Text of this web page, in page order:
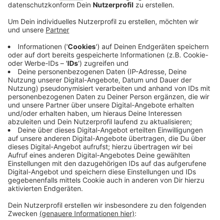
und Haschisch, zweimal fand die Polizei wohl Stoff
Veröffentlicht:Donnerstag, 18.08.2022 15:08
Anzeige
Außerdem soll der 33-Jährige potentielle Waffen
besessen haben, zum Beispiel ein Samuraischwert und
einen Baseballschläger. Weil der Mann wohl verhindert
wollte, dass die Beamten wieder beim ihm fündig
werden, soll er die Schultasche seines 13-jährigen
Sohnes als Drogenversteck benutzt haben. All dies
findet sich nun in den Anklagepunkten gegen ihn
wieder, ein Urteil soll es bereits Ende des Monats
geben.
Anzeige